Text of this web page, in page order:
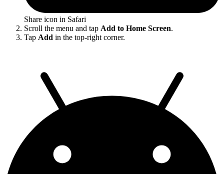
Share icon in Safari
Scroll the menu and tap Add to Home Screen.
Tap Add in the top-right corner.